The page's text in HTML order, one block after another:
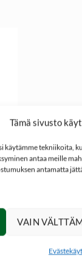
Tämä sivusto
käytämme tekniikoita,
antaa meille
antamatta
VAIN
€.
on:
699,00 €.